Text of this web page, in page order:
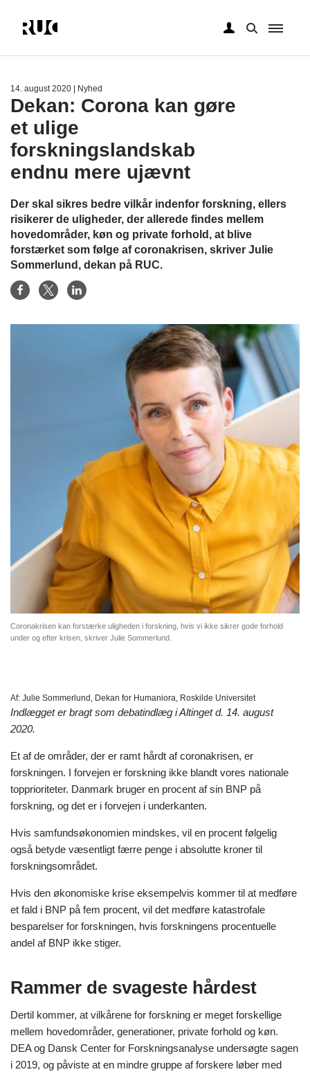
14. august 2020 | Nyhed
Dekan: Corona kan gøre
et ulige
forskningslandskab
endnu mere ujævnt
Der skal sikres bedre vilkår indenfor forskning, ellers
risikerer de uligheder, der allerede findes mellem
hovedområder, køn og private forhold, at blive
forstærket som følge af coronakrisen, skriver Julie
Sommerlund, dekan på RUC.
Coronakrisen kan forstærke uligheden i forskning, hvis vi ikke sikrer gode forhold
under og efter krisen, skriver Julie Sommerlund.
Af: Julie Sommerlund, Dekan for Humaniora, Roskilde Universitet
Indlægget er bragt som debatindlæg i Altinget d. 14. august
2020.
Et af de områder, der er ramt hårdt af coronakrisen, er
forskningen. I forvejen er forskning ikke blandt vores nationale
topprioriteter. Danmark bruger en procent af sin BNP på
forskning, og det er i forvejen i underkanten.
Hvis samfundsøkonomien mindskes, vil en procent følgelig
også betyde væsentligt færre penge i absolutte kroner til
forskningsområdet.
Hvis den økonomiske krise eksempelvis kommer til at medføre
et fald i BNP på fem procent, vil det medføre katastrofale
besparelser for forskningen, hvis forskningens procentuelle
andel af BNP ikke stiger.
Rammer de svageste hårdest
Dertil kommer, at vilkårene for forskning er meget forskellige
mellem hovedområder, generationer, private forhold og køn.
DEA og Dansk Center for Forskningsanalyse undersøgte sagen
i 2019, og påviste at en mindre gruppe af forskere løber med